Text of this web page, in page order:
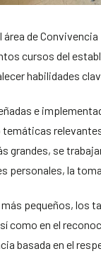
área de
cursos del
habilidades
e
temáticas
grandes, se
personales, la
pequeños, los
como en el
basada en el